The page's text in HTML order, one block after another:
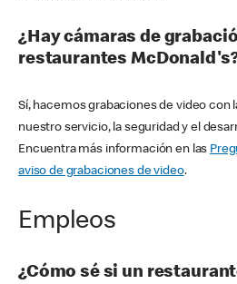
¿Hay cámaras de
restaurantes
Sí, hacemos grabaciones de video con
nuestro servicio, la seguridad y el
Encuentra más información en las
aviso de grabaciones de video.
Empleos
¿Cómo sé si un